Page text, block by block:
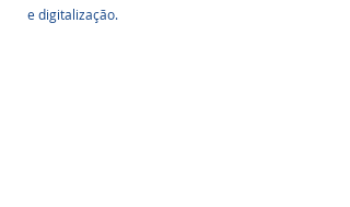
e digitalização.